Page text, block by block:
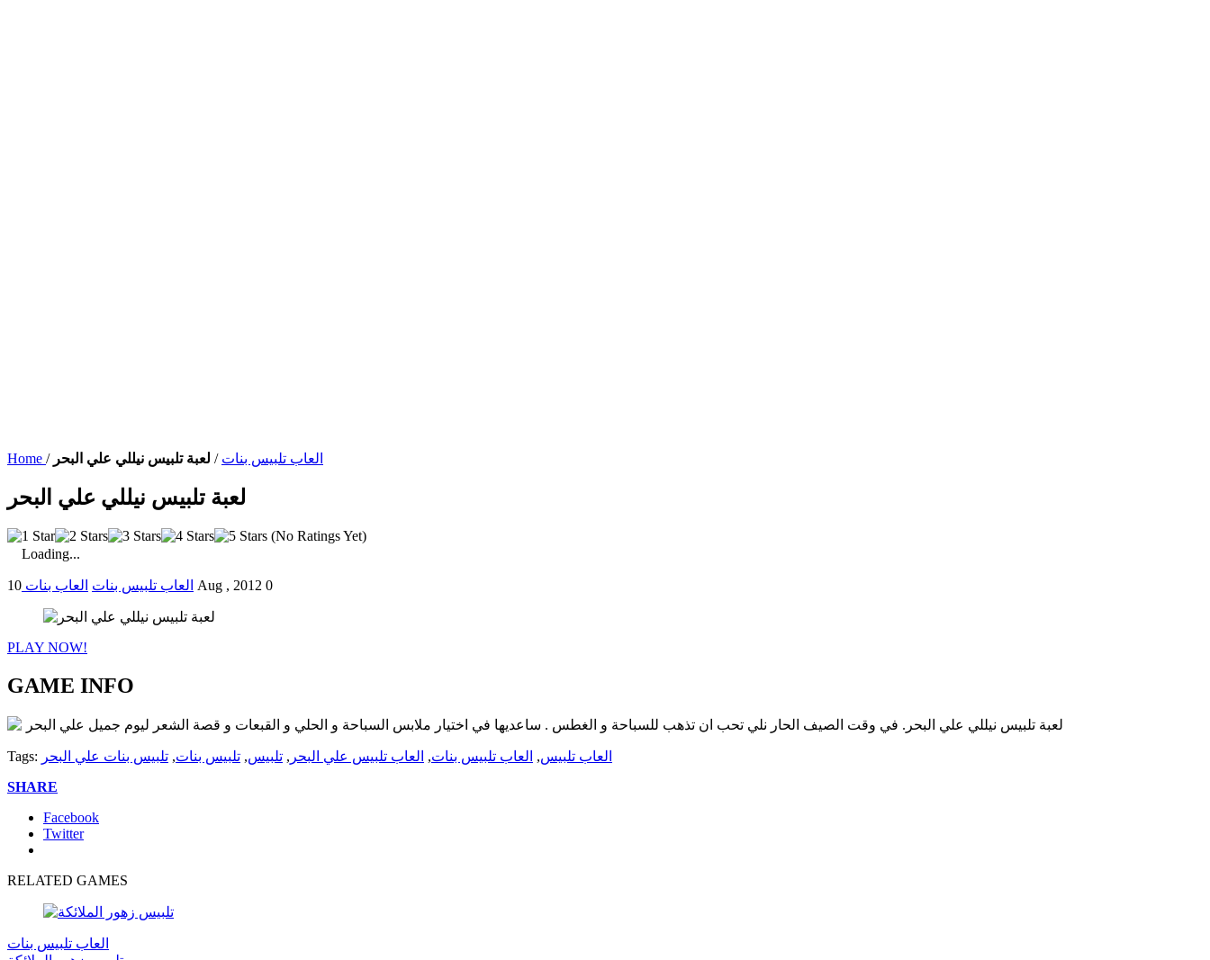
Home / العاب تلبيس بنات / لعبة تلبيس نيللي علي البحر
لعبة تلبيس نيللي علي البحر
(No Ratings Yet)
Loading...
العاب تلبيس بنات العاب بنات 10 Aug , 2012 0
PLAY NOW!
GAME INFO
لعبة تلبيس نيللي علي البحر. في وقت الصيف الحار نلي تحب ان تذهب للسباحة و الغطس . ساعديها في اختيار ملابس السباحة و الحلي و القبعات و قصة الشعر ليوم جميل علي البحر
Tags: العاب تلبيس, العاب تلبيس بنات, العاب تلبيس علي البحر , تلبيس, تلبيس بنات, تلبيس بنات علي البحر
SHARE
Facebook
Twitter
RELATED GAMES
العاب تلبيس بنات